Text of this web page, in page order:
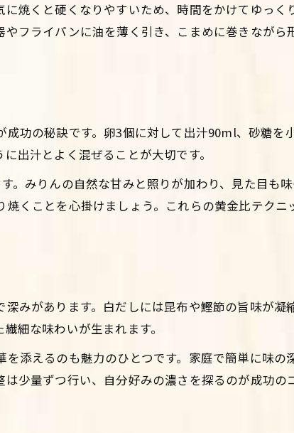
わ出汁巻き卵の作り方
卵を手軽に再現する方法
くコツとポイント
に仕上げる巻き方のコツ
の巻き卵テクニック
れいに巻くための工程
巻き卵の巻き方ポイント
焼くと硬くなりやすいため、時間をかけてゆっく
フライパンに油を薄く引き、こまめに巻きながら
功の秘訣です。卵3個に対して出汁90ml、砂糖を
出汁とよく混ぜることが大切です。
みりんの自然な甘みと照りが加わり、見た目も味
くことを心掛けましょう。これらの黄金比テクニ
みがあります。白だしには昆布や鰹節の旨味が凝
細な味わいが生まれます。
添えるのも魅力のひとつです。家庭で簡単に味の
少量ずつ行い、自分好みの濃さを探るのが成功の
約・お問い合わせ
約・お問い合わせ